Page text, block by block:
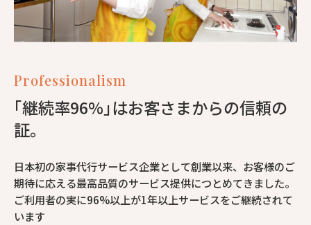
Professionalism
｢継続率96%｣はお客さまからの信頼の
証。
日本初の家事代行サービス企業として創業以来、お客様のご
期待に応える最高品質のサービス提供につとめてきました。
ご利用者の実に96%以上が1年以上サービスをご継続されて
います